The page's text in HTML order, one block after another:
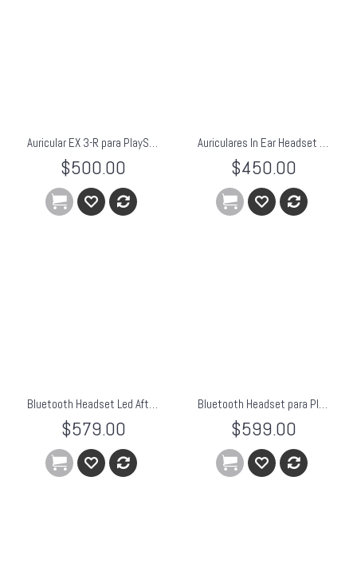
Auricular EX 3-R para PlayStation 4
$500.00
Auriculares In Ear Headset Ps Vita
$450.00
Bluetooth Headset Led Afterglow Ap.3 Para Playstation 3
$579.00
Bluetooth Headset para PlayStation 3 Camuflaje Urbano
$599.00